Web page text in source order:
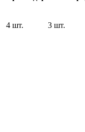
4 шт. 3 шт.